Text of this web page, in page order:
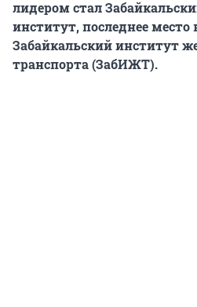
лидером стал
институт, последнее место
Забайкальский институт
транспорта (ЗабИЖТ).